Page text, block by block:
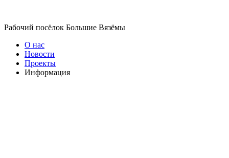
Рабочий посёлок Большие Вязёмы
О нас
Новости
Проекты
Информация